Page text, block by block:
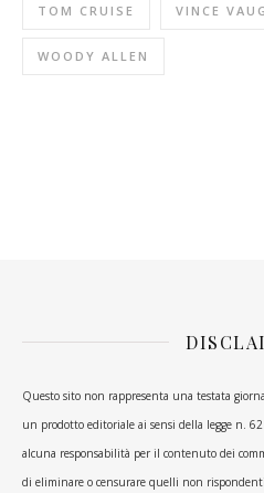
TOM CRUISE VINCE
WOODY ALLEN
Questo sito non rappresenta una testata
un prodotto editoriale ai sensi della legge n.
alcuna responsabilità per il contenuto dei
di eliminare o censurare quelli non